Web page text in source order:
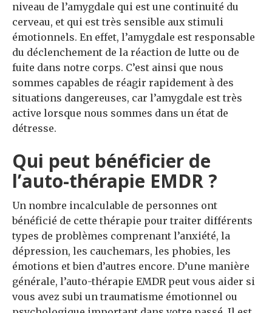
niveau de l’amygdale qui est une continuité du
cerveau, et qui est très sensible aux stimuli
émotionnels. En effet, l’amygdale est responsable
du déclenchement de la réaction de lutte ou de
fuite dans notre corps. C’est ainsi que nous
sommes capables de réagir rapidement à des
situations dangereuses, car l’amygdale est très
active lorsque nous sommes dans un état de
détresse.
Qui peut bénéficier de
l’auto-thérapie EMDR ?
Un nombre incalculable de personnes ont
bénéficié de cette thérapie pour traiter différents
types de problèmes comprenant l’anxiété, la
dépression, les cauchemars, les phobies, les
émotions et bien d’autres encore. D’une manière
générale, l’auto-thérapie EMDR peut vous aider si
vous avez subi un traumatisme émotionnel ou